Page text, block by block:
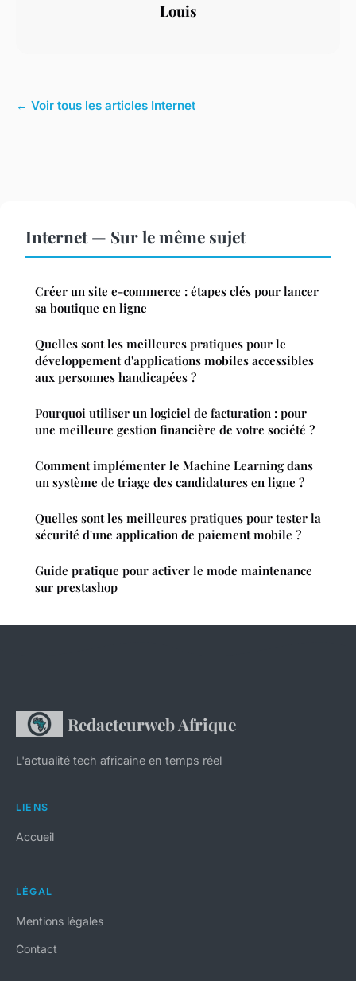
Louis
← Voir tous les articles Internet
Internet — Sur le même sujet
Créer un site e-commerce : étapes clés pour lancer
sa boutique en ligne
Quelles sont les meilleures pratiques pour le
développement d'applications mobiles accessibles
aux personnes handicapées ?
Pourquoi utiliser un logiciel de facturation : pour
une meilleure gestion financière de votre société ?
Comment implémenter le Machine Learning dans
un système de triage des candidatures en ligne ?
Quelles sont les meilleures pratiques pour tester la
sécurité d'une application de paiement mobile ?
Guide pratique pour activer le mode maintenance
sur prestashop
Redacteurweb Afrique
L'actualité tech africaine en temps réel
LIENS
Accueil
LÉGAL
Mentions légales
Contact